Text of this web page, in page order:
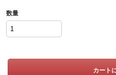
数量
カート